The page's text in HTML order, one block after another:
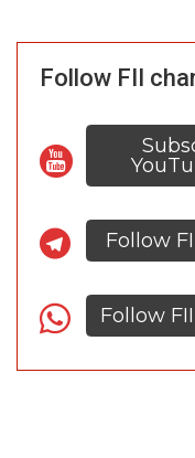
Follow FII
Follow
Follow